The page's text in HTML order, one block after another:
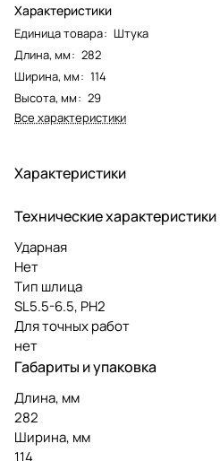
Характеристики
Единица товара: Штука
Длина, мм: 282
Ширина, мм: 114
Высота, мм: 29
Все характеристики
Характеристики
Технические характеристики
Ударная
Нет
Тип шлица
SL5.5-6.5, PH2
Для точных работ
нет
Габариты и упаковка
Длина, мм
282
Ширина, мм
114